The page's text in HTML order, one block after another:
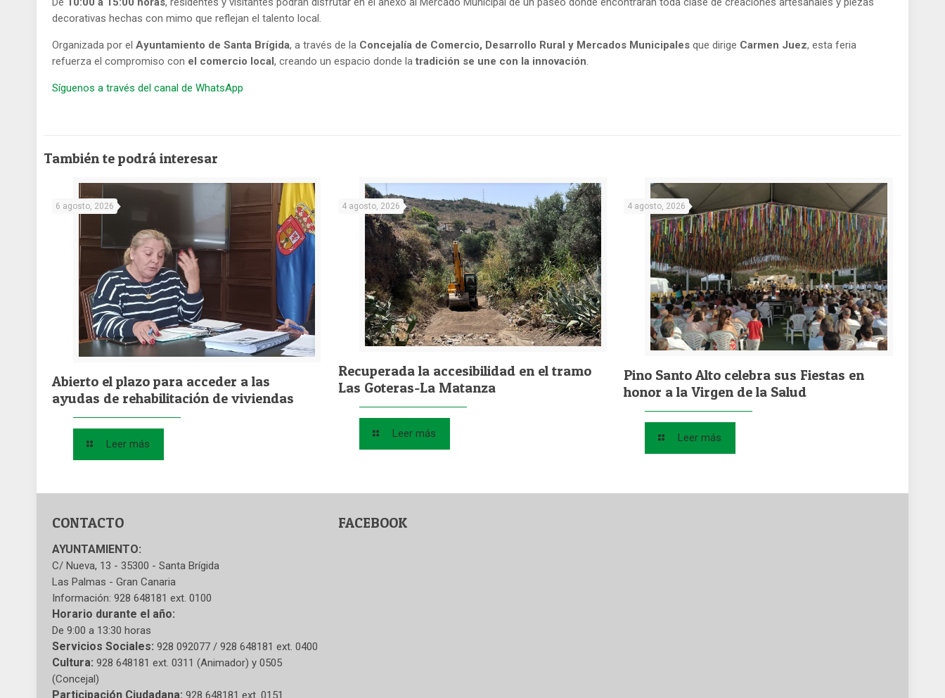
decorativas hechas con mimo que reflejan el talento local.
Organizada por elAyuntamiento de Santa Brígida, a través de la Concejalía de Comercio, Desarrollo Rural y Mercados Municipales que dirige Carmen Juez, esta feria
refuerza el compromiso con el comercio local, creando un espacio donde latradición se une con la innovación.
Síguenos a través del canal de WhatsApp
También te podrá interesar
6 agosto, 2026
Abierto el plazo para acceder a las
ayudas de rehabilitación de viviendas
Leer más
4 agosto, 2026
Recuperada la accesibilidad en el tramo
Las Goteras-La Matanza
Leer más
4 agosto, 2026
Pino Santo Alto celebra sus Fiestas en
honor a la Virgen de la Salud
Leer más
CONTACTO
AYUNTAMIENTO:
C/ Nueva, 13 - 35300 - Santa Brígida
Las Palmas - Gran Canaria
Información: 928 648181 ext. 0100
Horario durante el año:
De 9:00 a 13:30 horas
Servicios Sociales: 928 092077 / 928 648181 ext. 0400
Cultura: 928 648181 ext. 0311 (Animador) y 0505
(Concejal)
Participación Ciudadana: 928 648181 ext. 0151
FACEBOOK